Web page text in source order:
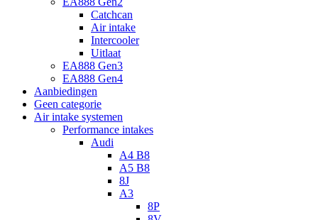
Catchcan
Air intake
Intercooler
Uitlaat
EA888 Gen3
EA888 Gen4
Aanbiedingen
Geen categorie
Air intake systemen
Performance intakes
Audi
A4 B8
A5 B8
8J
A3
8P